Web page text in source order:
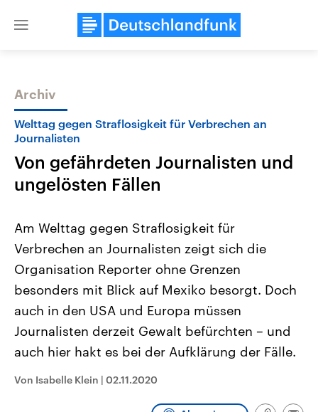
Close
Themen
Landtagswahl Sachsen-Anhalt
Alle Informationen
Sachsen-Anhalt wählt am 6.
September 2026 einen neuen
Landtag. Seit 2021 wird das
Bundesland von einer Koalition aus
CDU, SPD und FDP regiert.-
Umfragen, Prognosen,
Wahlprogramme, aktuelle Berichte
und Kandidaten der anstehenden
Wahl.
USA
Hintergründe
Wirtschaftlich und
gehören die Vereinigten
den mächtigsten Ländern
mit großem Einfluss auf
aktuelle Weltgeschehen.
Sendungen Programm Podcasts
Archiv
Welttag gegen Straflosigkeit für Verbrechen an
Journalisten
Von gefährdeten Journalisten und
ungelösten Fällen
Am Welttag gegen Straflosigkeit für
Verbrechen an Journalisten zeigt sich die
Organisation Reporter ohne Grenzen
besonders mit Blick auf Mexiko besorgt. Doch
auch in den USA und Europa müssen
Journalisten derzeit Gewalt befürchten – und
auch hier hakt es bei der Aufklärung der Fälle.
Von Isabelle Klein | 02.11.2020